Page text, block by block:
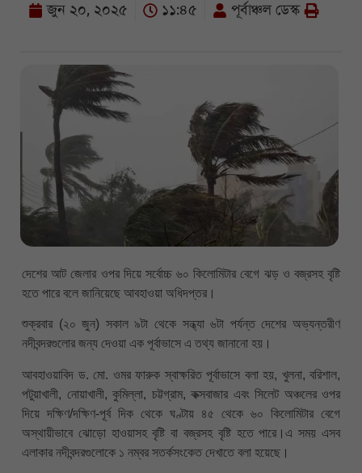
জুন ২০, ২০২৫ ১১:৪৫ পূর্বাঞ্চল ডেস্ক
দেশের আট জেলার ওপর দিয়ে সর্বোচ্চ ৬০ কিলোমিটার বেগে ঝড় ও বজ্রসহ বৃষ্টি
হতে পারে বলে জানিয়েছে আবহাওয়া অধিদপ্তর।
শুক্রবার (২০ জুন) সকাল ৯টা থেকে সন্ধ্যা ৬টা পর্যন্ত দেশের অভ্যন্তরীণ
নদীবন্দরগুলোর জন্য দেওয়া এক পূর্বাভাসে এ তথ্য জানানো হয়।
আবহাওয়াবিদ ড. মো. ওমর ফারুক স্বাক্ষরিত পূর্বাভাসে বলা হয়, খুলনা, বরিশাল,
পটুয়াখালী, নোয়াখালী, কুমিল্লা, চট্টগ্রাম, কক্সবাজার এবং সিলেট অঞ্চলের ওপর
দিয়ে দক্ষিণ/দক্ষিণ-পূর্ব দিক থেকে ঘণ্টায় ৪৫ থেকে ৬০ কিলোমিটার বেগে
অস্থায়ীভাবে ঝোড়ো হাওয়াসহ বৃষ্টি বা বজ্রসহ বৃষ্টি হতে পারে।এ সময় এসব
এলাকার নদীবন্দরগুলোকে ১ নম্বর সতর্কসংকেত দেখাতে বলা হয়েছে।